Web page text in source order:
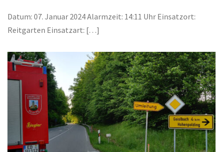
Datum: 07. Januar 2024 Alarmzeit: 14:11 Uhr Einsatzort:
Reitgarten Einsatzart: […]